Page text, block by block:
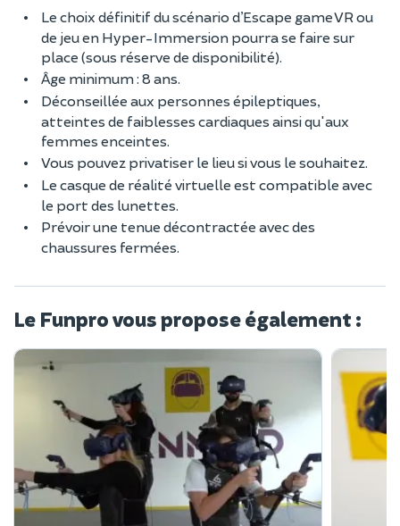
Le choix définitif du scénario d’Escape game VR ou
de jeu en Hyper-Immersion pourra se faire sur
place (sous réserve de disponibilité).
Âge minimum : 8 ans.
Déconseillée aux personnes épileptiques,
atteintes de faiblesses cardiaques ainsi qu'aux
femmes enceintes.
Vous pouvez privatiser le lieu si vous le souhaitez.
Le casque de réalité virtuelle est compatible avec
le port des lunettes.
Prévoir une tenue décontractée avec des
chaussures fermées.
Le Funpro vous propose également :